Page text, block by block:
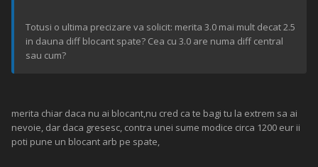
Totusi o ultima precizare va solicit: merita 3.0 mai mult decat 2.5
in dauna diff blocant spate? Cea cu 3.0 are numa diff central
sau cum?
merita chiar daca nu ai blocant,nu cred ca te bagi tu la extrem sa ai
nevoie, dar daca gresesc, contra unei sume modice circa 1200 eur ii
poti pune un blocant arb pe spate,